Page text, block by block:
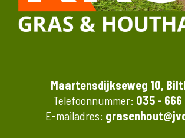
Maartensdijkseweg 10,
Telefoonnummer: 035 - 666
E-mailadres: